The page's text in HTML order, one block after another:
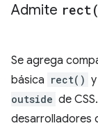
Admite rect(
Se agrega
básica rect() y
outside de
desarrolladores